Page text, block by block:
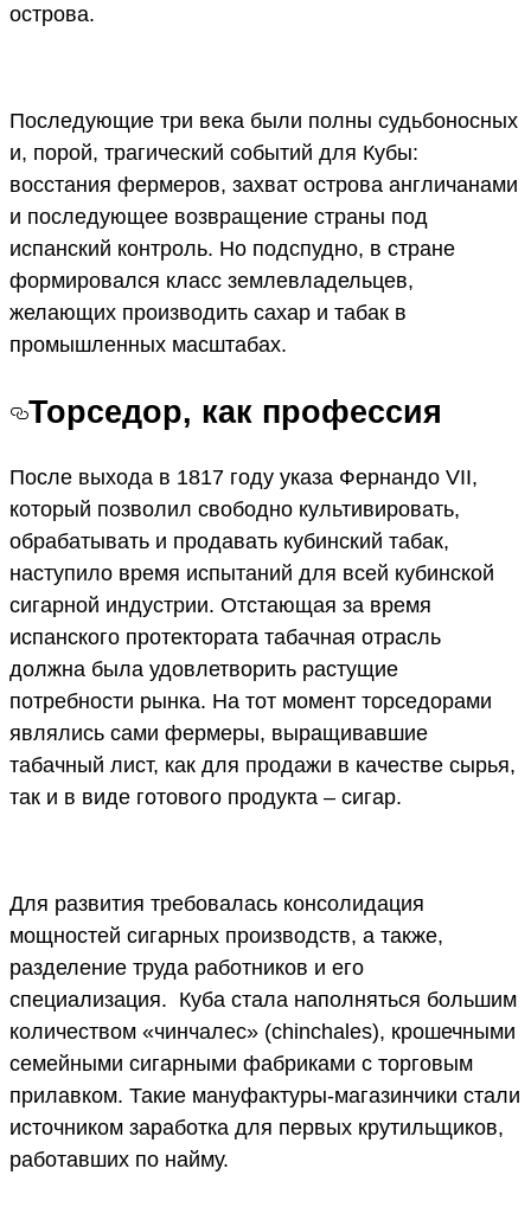
острова.
Последующие три века были полны судьбоносных
и, порой, трагический событий для Кубы:
восстания фермеров, захват острова англичанами
и последующее возвращение страны под
испанский контроль. Но подспудно, в стране
формировался класс землевладельцев,
желающих производить сахар и табак в
промышленных масштабах.
Торседор, как профессия
После выхода в 1817 году указа Фернандо VII,
который позволил свободно культивировать,
обрабатывать и продавать кубинский табак,
наступило время испытаний для всей кубинской
сигарной индустрии. Отстающая за время
испанского протектората табачная отрасль
должна была удовлетворить растущие
потребности рынка. На тот момент торседорами
являлись сами фермеры, выращивавшие
табачный лист, как для продажи в качестве сырья,
так и в виде готового продукта – сигар.
Для развития требовалась консолидация
мощностей сигарных производств, а также,
разделение труда работников и его
специализация. Куба стала наполняться большим
количеством «чинчалес» (chinchales), крошечными
семейными сигарными фабриками с торговым
прилавком. Такие мануфактуры-магазинчики стали
источником заработка для первых крутильщиков,
работавших по найму.